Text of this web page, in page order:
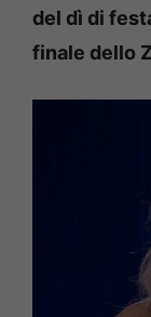
del dì di
finale dello